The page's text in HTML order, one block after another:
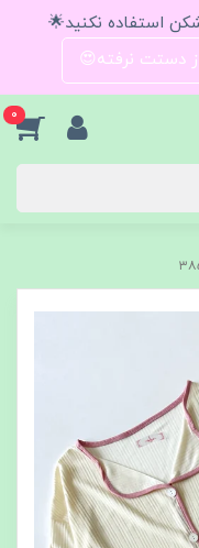
استفاده نکنید🌟
دستت نرفته😍
0